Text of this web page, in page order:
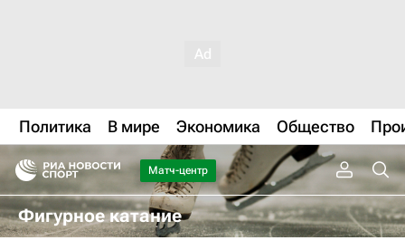
Политика В мире Экономика Общество
Матч-центр
Фигурное катание